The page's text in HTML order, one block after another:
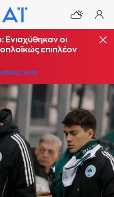
Ενισχύθηκαν οι
επιπλέον
19:38